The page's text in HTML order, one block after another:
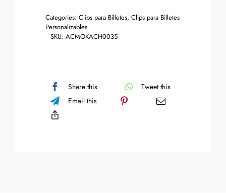
Abierto
Doble
Categories: Clips para Billetes, Clips para Billetes
Personalizables
SKU: ACMOKACH0035
Share this
Tweet this
Email this